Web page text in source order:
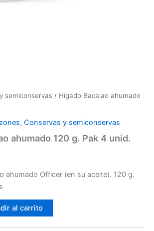
semiconservas / Hígado Bacalao ahumado
, Conservas y semiconservas
ahumado 120 g. Pak 4 unid.
ahumado Officer (en su aceite). 120 g.
al carrito